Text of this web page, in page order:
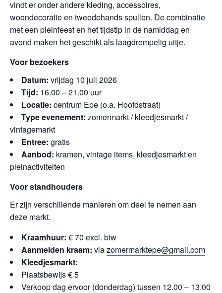
vindt er onder andere kleding, accessoires,
woondecoratie en tweedehands spullen. De combinatie
met een pleinfeest en het tijdstip in de namiddag en
avond maken het geschikt als laagdrempelig uitje.
Voor bezoekers
Datum: vrijdag 10 juli 2026
Tijd: 16.00 – 21.00 uur
Locatie: centrum Epe (o.a. Hoofdstraat)
Type evenement: zomermarkt / kleedjesmarkt /
vintagemarkt
Entree: gratis
Aanbod: kramen, vintage items, kleedjesmarkt en
pleinactiviteiten
Voor standhouders
Er zijn verschillende manieren om deel te nemen aan
deze markt.
Kraamhuur: € 70 excl. btw
Aanmelden kraam: viazomermarktepe@gmail.com
Kleedjesmarkt:
Plaatsbewijs € 5
Verkoop dag ervoor (donderdag) tussen 12.00 – 13.00